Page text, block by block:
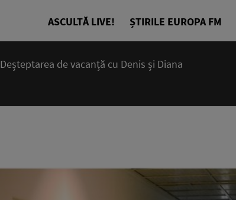
ASCULTĂ LIVE! ȘTIRILE EUROPA FM
Deșteptarea de vacanță cu Denis și Diana